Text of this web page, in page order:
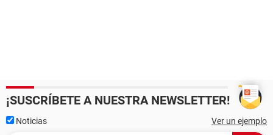
¡SUSCRÍBETE A NUESTRA NEWSLETTER!
Noticias Ver un ejemplo